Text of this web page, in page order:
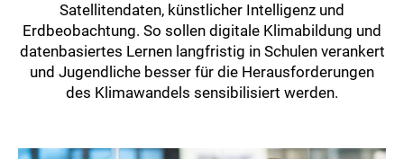
Satellitendaten, künstlicher Intelligenz und
Erdbeobachtung. So sollen digitale Klima­bildung und
datenbasiertes Lernen langfristig in Schulen verankert
und Jugendliche besser für die Herausforderungen
des Klimawandels sensibilisiert werden.